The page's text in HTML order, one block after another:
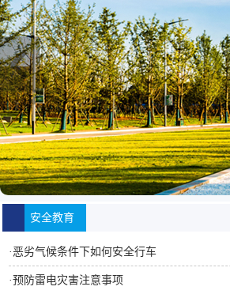
安全教育
·恶劣气候条件下如何安全行车
·预防雷电灾害注意事项